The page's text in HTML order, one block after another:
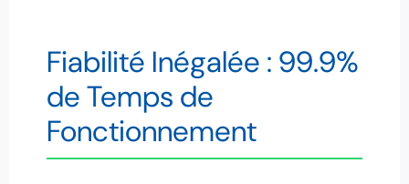
Fiabilité Inégalée : 99.9%
de Temps de
Fonctionnement